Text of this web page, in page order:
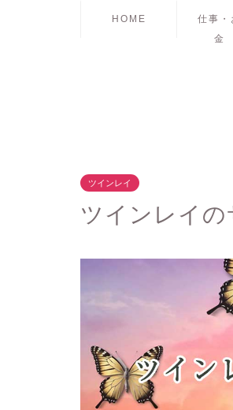
HOME
仕事・
金
ツインレイ
ツインレイ